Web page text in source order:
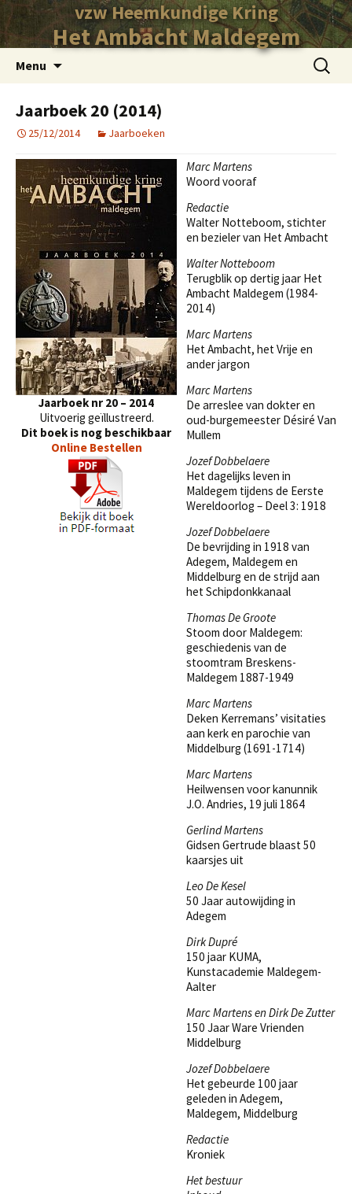
vzw Heemkundige Kring
Het Ambacht Maldegem
Menu
inhoud
Zoeken
naar:
Jaarboek 20 (2014)
25/12/2014 Jaarboeken
Jaarboek nr 20 – 2014
Uitvoerig geïllustreerd.
Dit boek is nog beschikbaar
Online Bestellen
Marc Martens
Woord vooraf
Redactie
Walter Notteboom, stichter
en bezieler van Het Ambacht
Walter Notteboom
Terugblik op dertig jaar Het
Ambacht Maldegem (1984-
2014)
Marc Martens
Het Ambacht, het Vrije en
ander jargon
Marc Martens
De arreslee van dokter en
oud-burgemeester Désiré Van
Mullem
Jozef Dobbelaere
Het dagelijks leven in
Maldegem tijdens de Eerste
Wereldoorlog – Deel 3: 1918
Jozef Dobbelaere
De bevrijding in 1918 van
Adegem, Maldegem en
Middelburg en de strijd aan
het Schipdonkkanaal
Thomas De Groote
Stoom door Maldegem:
geschiedenis van de
stoomtram Breskens-
Maldegem 1887-1949
Marc Martens
Deken Kerremans’ visitaties
aan kerk en parochie van
Middelburg (1691-1714)
Marc Martens
Heilwensen voor kanunnik
J.O. Andries, 19 juli 1864
Gerlind Martens
Gidsen Gertrude blaast 50
kaarsjes uit
Leo De Kesel
50 Jaar autowijding in
Adegem
Dirk Dupré
150 jaar KUMA,
Kunstacademie Maldegem-
Aalter
Marc Martens en Dirk De Zutter
150 Jaar Ware Vrienden
Middelburg
Jozef Dobbelaere
Het gebeurde 100 jaar
geleden in Adegem,
Maldegem, Middelburg
Redactie
Kroniek
Het bestuur